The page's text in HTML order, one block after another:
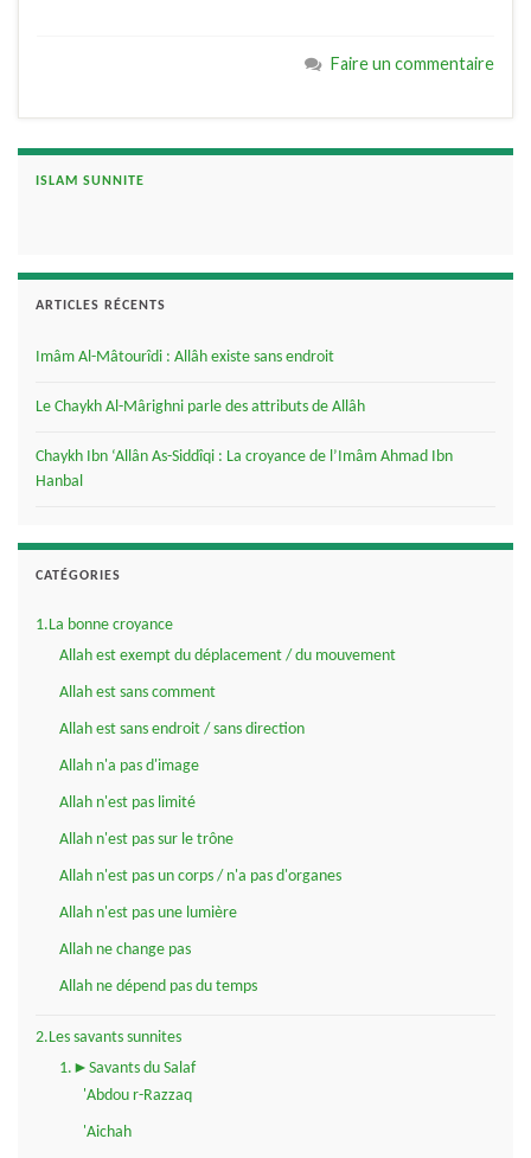
Faire un commentaire
ISLAM SUNNITE
ARTICLES RÉCENTS
Imâm Al-Mâtourîdi : Allâh existe sans endroit
Le Chaykh Al-Mârighni parle des attributs de Allâh
Chaykh Ibn ‘Allân As-Siddîqi : La croyance de l’Imâm Ahmad Ibn
Hanbal
CATÉGORIES
1.La bonne croyance
Allah est exempt du déplacement / du mouvement
Allah est sans comment
Allah est sans endroit / sans direction
Allah n'a pas d'image
Allah n'est pas limité
Allah n'est pas sur le trône
Allah n'est pas un corps / n'a pas d'organes
Allah n'est pas une lumière
Allah ne change pas
Allah ne dépend pas du temps
2.Les savants sunnites
1.►Savants du Salaf
'Abdou r-Razzaq
'Aichah